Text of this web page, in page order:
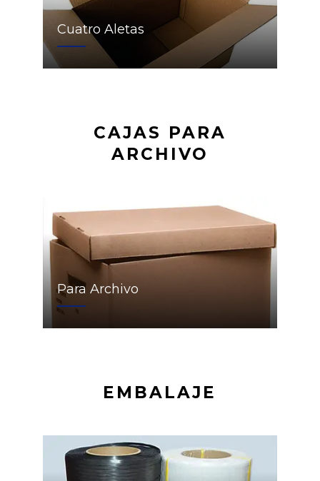
Cuatro Aletas
CAJAS PARA
ARCHIVO
Para Archivo
EMBALAJE